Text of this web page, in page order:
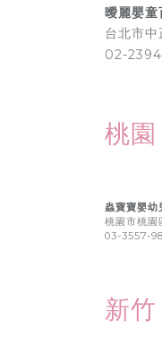
曖麗嬰童
台北市
02-
桃園
蟲寶寶嬰幼
桃園市桃園
03-3557-
新竹